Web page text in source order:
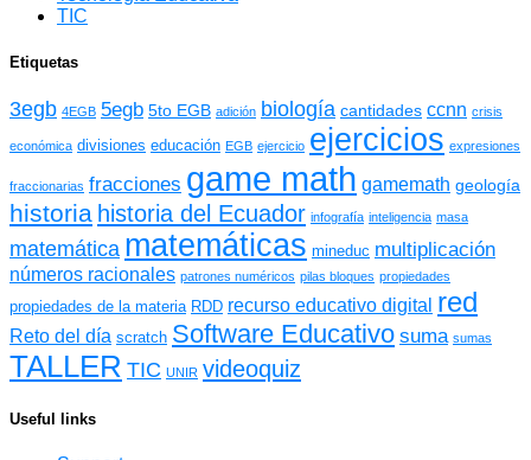
TIC
Etiquetas
3egb 4EGB 5egb 5to EGB adición biología cantidades ccnn crisis
económica divisiones educación EGB ejercicio ejercicios expresiones
fraccionarias fracciones game math gamemath geología
historia historia del Ecuador infografía inteligencia masa
matemática matemáticas mineduc multiplicación
números racionales patrones numéricos pilas bloques propiedades
propiedades de la materia RDD recurso educativo digital red
Reto del día scratch Software Educativo suma sumas
TALLER TIC UNIR videoquiz
Useful links